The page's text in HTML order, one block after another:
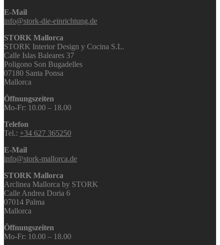
E-Mail
info@stork-die-einrichtung.de
STORK Mallorca
STORK Interior Design y Cocina S.L.
Calle Islas Baleares 37
Poligono Son Bugadelles
07180 Santa Ponsa
Mallorca
Öffnungszeiten
Mo-Fr: 10.00 – 18.00
Telefon
Tel.: +34 627 365250
E-Mail
info@stork-mallorca.de
STORK Mallorca
Arclinea Mallorca by STORK
Calle Andrea Doria 6
07014 Palma
Mallorca
Öffnungszeiten
Mo-Fr: 10.00 – 18.00